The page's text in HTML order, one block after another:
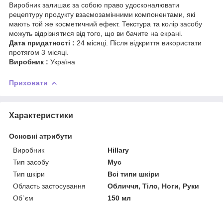
Виробник залишає за собою право удосконалювати
рецептуру продукту взаємозамінними компонентами, які
мають той же косметичний ефект. Текстура та колір засобу
можуть відрізнятися від того, що ви бачите на екрані.
Дата придатності : 24 місяці. Після відкриття використати
протягом 3 місяці.
Виробник : Україна
Приховати
Характеристики
Основні атрибути
Виробник
Hillary
Тип засобу
Мус
Тип шкіри
Всі типи шкіри
Область застосування
Обличчя, Тіло, Ноги, Руки
Об`єм
150 мл